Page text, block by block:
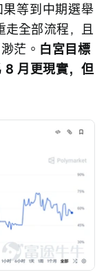
等到中期選舉
走全部流程，且
茫。 白宮目標
8 月更現實，但